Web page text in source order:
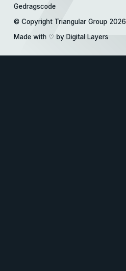
Gedragscode
© Copyright Triangular Group 2026
Made with ♡ by Digital Layers